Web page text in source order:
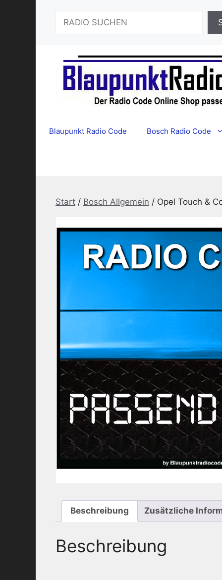
Blaupunkt Radio Code Bosch Radio Code
Start / Bosch Allgemein / Opel Touch &
Beschreibung Zusätzliche
Beschreibung